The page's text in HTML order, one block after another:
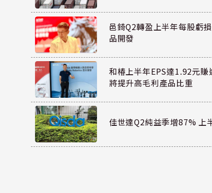
邑錡Q2轉盈上半年每股虧
品開發
和椿上半年EPS達1.92元
將提升高毛利產品比重
佳世達Q2純益季增87% 上